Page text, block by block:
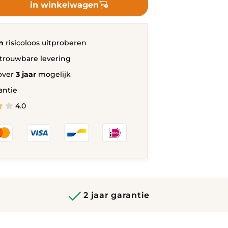
in winkelwagen
risicoloos uitproberen
levering
3 jaarmogelijk
4.0
2 jaar garantie